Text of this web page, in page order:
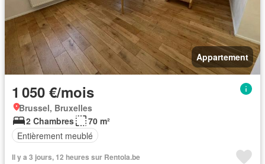
Appartement
1 050 €/mois
Brussel, Bruxelles
2 Chambres
70 m²
Entièrement meublé
Il y a 3 jours, 12 heures sur Rentola.be